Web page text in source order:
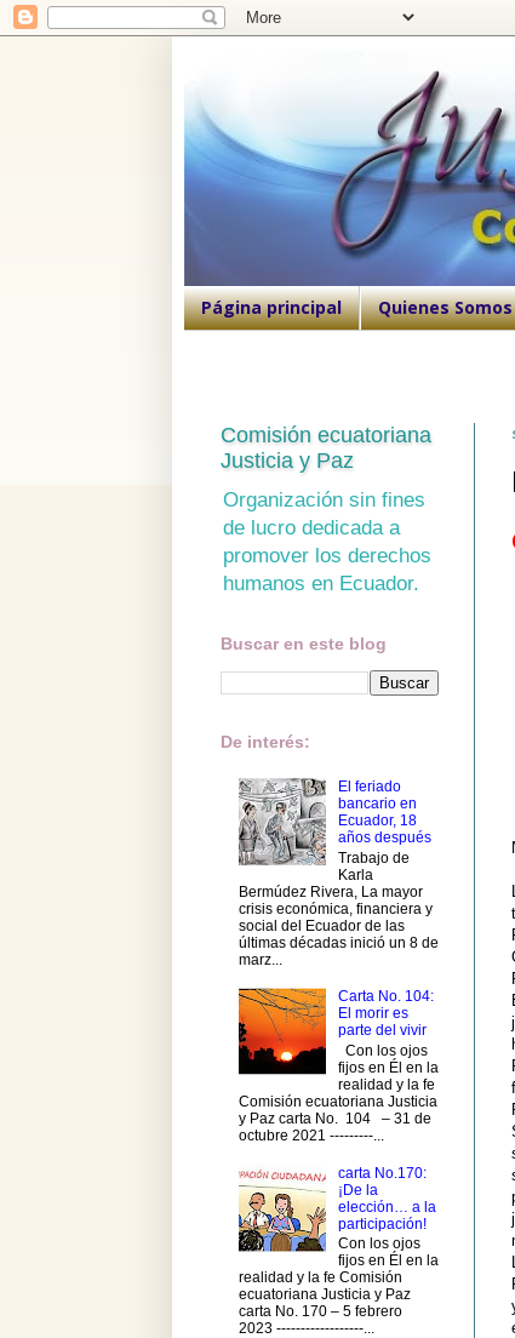
Página principal Quienes Somos
Comisión ecuatoriana
Justicia y Paz
Organización sin fines
de lucro dedicada a
promover los derechos
humanos en Ecuador.
Buscar en este blog
De interés:
El feriado
bancario en
Ecuador, 18
años después
Trabajo de
Karla
Bermúdez Rivera, La mayor
crisis económica, financiera y
social del Ecuador de las
últimas décadas inició un 8 de
marz...
Carta No. 104:
El morir es
parte del vivir
Con los ojos
fijos en Él en la
realidad y la fe
Comisión ecuatoriana Justicia
y Paz carta No. 104 – 31 de
octubre 2021 ---------...
carta No.170:
¡De la
elección… a la
participación!
Con los ojos
fijos en Él en la
realidad y la fe Comisión
ecuatoriana Justicia y Paz
carta No. 170 – 5 febrero
2023 ------------------...